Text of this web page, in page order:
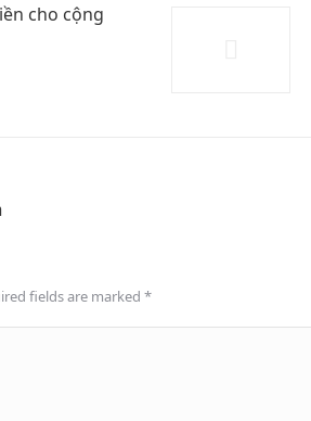
cho cộng
fields are marked *